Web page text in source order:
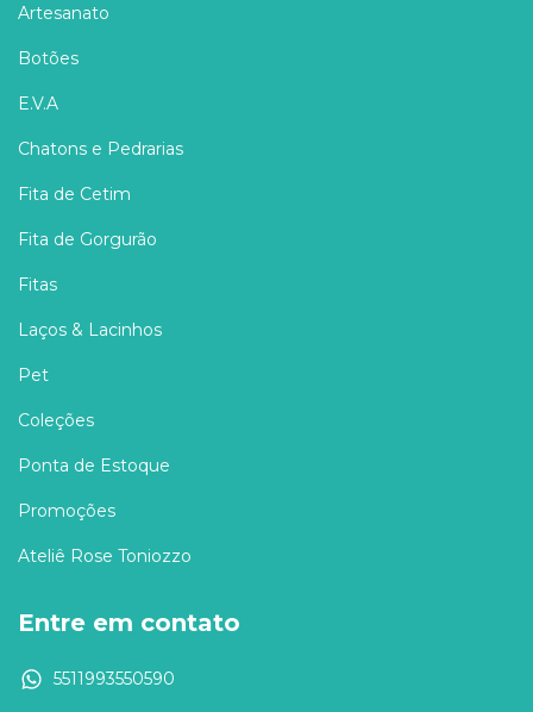
Artesanato
Botões
E.V.A
Chatons e Pedrarias
Fita de Cetim
Fita de Gorgurão
Fitas
Laços & Lacinhos
Pet
Coleções
Ponta de Estoque
Promoções
Ateliê Rose Toniozzo
Entre em contato
5511993550590